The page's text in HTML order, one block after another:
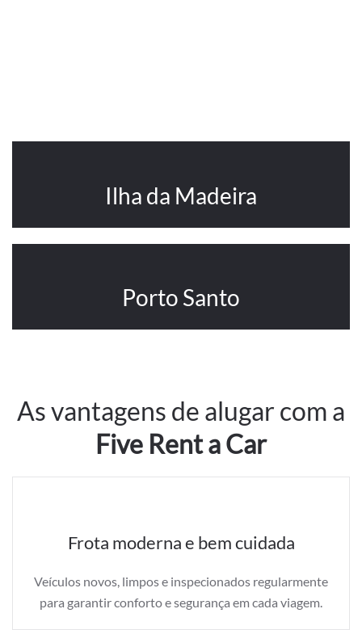
Ilha da Madeira
Porto Santo
As vantagens de alugar com a
Five Rent a Car
Frota moderna e bem cuidada
Veículos novos, limpos e inspecionados regularmente
para garantir conforto e segurança em cada viagem.